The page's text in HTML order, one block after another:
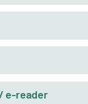
e-reader